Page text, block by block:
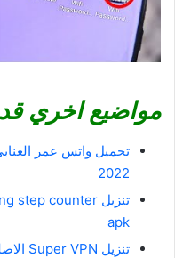
مواضيع اخري
2022
apk
تنزيل Super VPN الاصلي اخر اصدار للاندرويد مجانا